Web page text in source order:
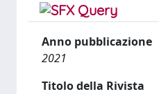
Anno pubblicazione
2021
Titolo della Rivista